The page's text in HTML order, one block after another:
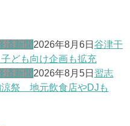
済新聞2026年8月6日 谷津干
ども向け企画も拡充
済新聞2026年8月5日 習志
涼祭 地元飲食店やDJも